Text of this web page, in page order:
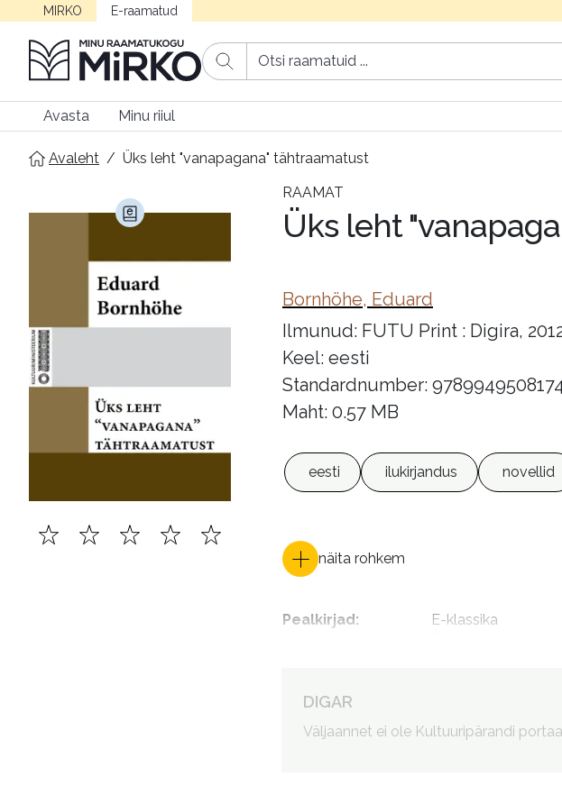
MIRKO E-raamatud
Avasta Minu riiul
Avaleht / Üks leht "vanapagana" tähtraamatust
RAAMAT
Üks leht
Bornhöhe, Eduard
Ilmunud: FUTU Print : Digira,
Keel: eesti
Standardnumber:
Maht: 0.57 MB
eesti ilukirjandus novellid
näita rohkem
Pealkirjad:
E-klassika
DIGAR
Väljaannet ei ole Kultuuripärandi